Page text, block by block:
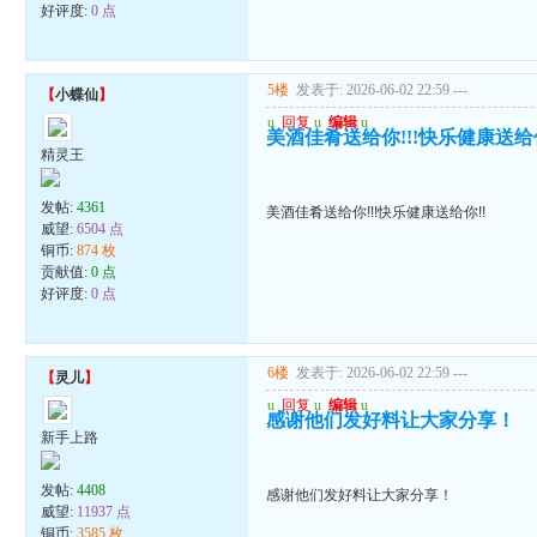
好评度:0 点
【小蝶仙】
精灵王
发帖:4361
威望:6504 点
铜币:874 枚
贡献值:0 点
好评度:0 点
5楼 发表于: 2026-06-02 22:59 ---
u 回复 u 编辑 u
美酒佳肴送给你!!!快乐健康送
美酒佳肴送给你!!!快乐健康送给你!!
【灵儿】
新手上路
发帖:4408
威望: 11937 点
铜币:3585 枚
6楼 发表于: 2026-06-02 22:59 ---
u 回复 u 编辑 u
感谢他们发好料让大家分享！
感谢他们发好料让大家分享！